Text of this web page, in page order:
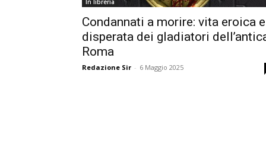
In libreria
Condannati a morire: vita eroica e
disperata dei gladiatori
Roma
Redazione Sir - 6 Maggio 2025